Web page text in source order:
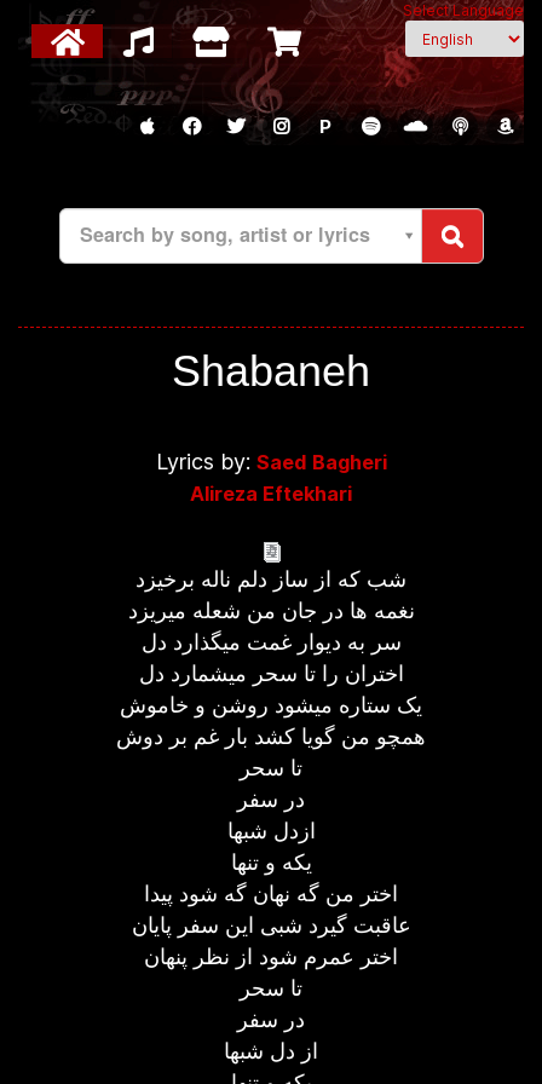
Select Language
P
Search by song, artist or lyrics
Shabaneh
Lyrics by: Saed Bagheri
Alireza Eftekhari
شب که از ساز دلم ناله برخیزد
نغمه ها در جان من شعله میریزد
سر به دیوار غمت میگذارد دل
اختران را تا سحر میشمارد دل
یک ستاره میشود روشن و خاموش
همچو من گویا کشد بار غم بر دوش
تا سحر
در سفر
ازدل شبها
یکه و تنها
اختر من گه نهان گه شود پیدا
عاقبت گیرد شبی این سفر پایان
اختر عمرم شود از نظر پنهان
تا سحر
در سفر
از دل شبها